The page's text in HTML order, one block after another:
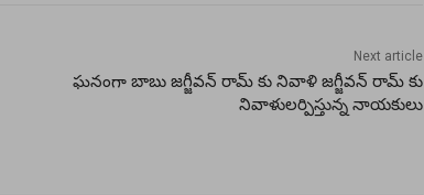
Next article
ఘనంగా బాబు జగ్జీవన్ రామ్ కు నివాళి జగ్జీవన్ రామ్ కు
నివాళులర్పిస్తున్న నాయకులు